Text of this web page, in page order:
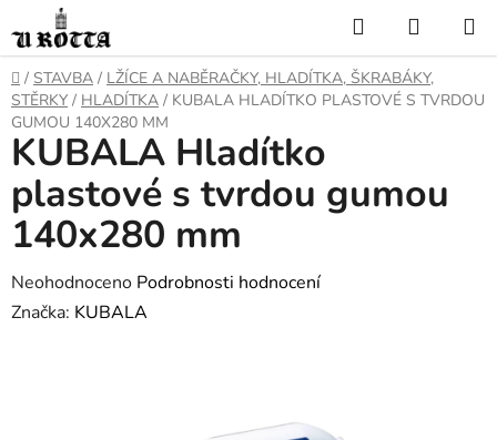
na
obsah
Hledat
KOŠÍK
DOMŮ
/ STAVBA / LŽÍCE A NABĚRAČKY, HLADÍTKA, ŠKRABÁKY,
STĚRKY / HLADÍTKA / KUBALA HLADÍTKO PLASTOVÉ S TVRDOU
GUMOU 140X280 MM
KUBALA Hladítko
plastové s tvrdou gumou
140x280 mm
Průměrné
hodnocení
Neohodnoceno Podrobnosti hodnocení
Značka: KUBALA